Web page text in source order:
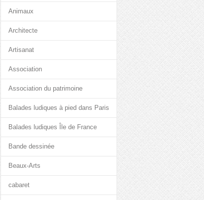
Animaux
Architecte
Artisanat
Association
Association du patrimoine
Balades ludiques à pied dans Paris
Balades ludiques Île de France
Bande dessinée
Beaux-Arts
cabaret